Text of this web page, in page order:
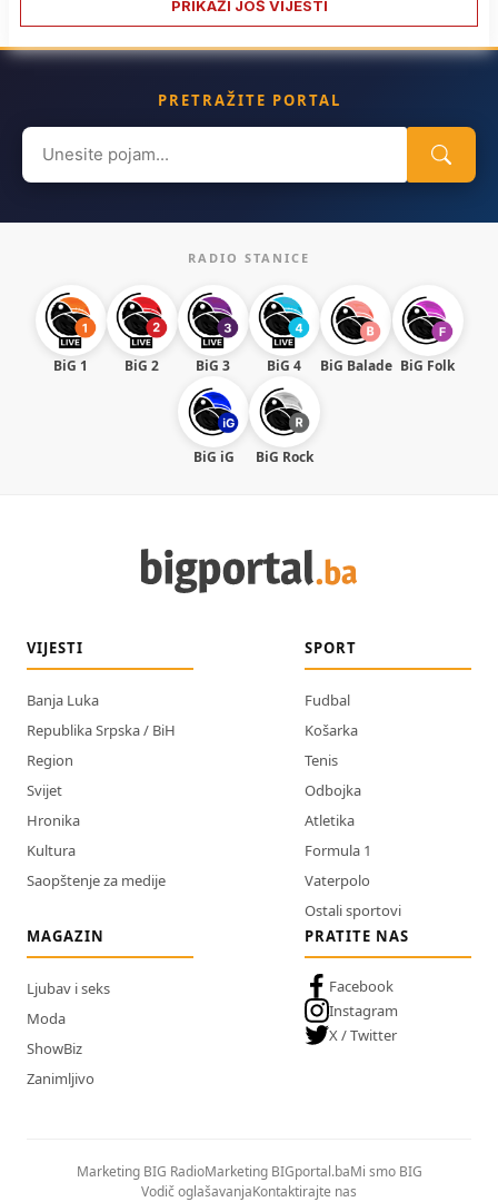
PRIKAŽI JOŠ VIJESTI
PRETRAŽITE PORTAL
Search
for:
RADIO STANICE
BiG 1 BiG 2 BiG 3 BiG 4 BiG Balade BiG Folk
BiG iG BiG Rock
VIJESTI
Banja Luka
Republika Srpska / BiH
Region
Svijet
Hronika
Kultura
Saopštenje za medije
SPORT
Fudbal
Košarka
Tenis
Odbojka
Atletika
Formula 1
Vaterpolo
Ostali sportovi
MAGAZIN
Ljubav i seks
Moda
ShowBiz
Zanimljivo
PRATITE NAS
Facebook
Instagram
X / Twitter
Marketing BIG RadioMarketing BIGportal.baMi smo BIG
Vodič oglašavanjaKontaktirajte nas